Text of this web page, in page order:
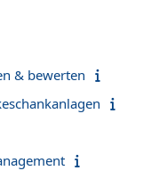
& bewerten